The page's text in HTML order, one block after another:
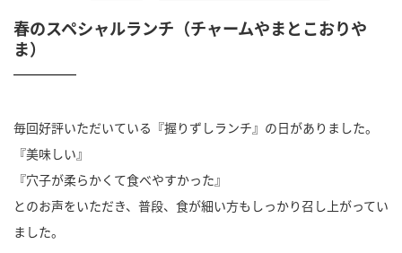
春のスペシャルランチ（チャームやまとこおりや
ま）
毎回好評いただいている『握りずしランチ』の日がありました。
『美味しい』
『穴子が柔らかくて食べやすかった』
とのお声をいただき、普段、食が細い方もしっかり召し上がってい
ました。